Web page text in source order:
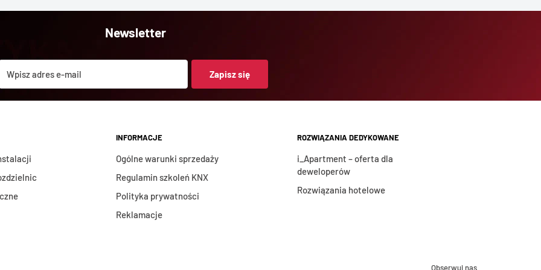
działania
magistrali
Newsletter
Wpisz adres e-mail Zapisz się
INFORMACJE
Ogólne warunki sprzedaży
Regulamin szkoleń KNX
Polityka prywatności
Reklamacje
ROZWIĄZANIA DEDYKOWANE
i_Apartment – oferta dla
deweloperów
Rozwiązania hotelowe
Obserwuj nas